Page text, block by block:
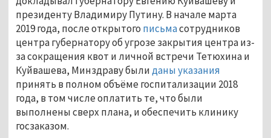
президенту Владимиру Путину. В начале марта
2019 года, после открытого письмасотрудников
центра губернатору об угрозе закрытия центра из-
за сокращения квот и личной встречи Тетюхина и
Куйвашева, Минздраву былиданы указания
принять в полном объёме госпитализации 2018
года, в том числе оплатить те, что были
выполнены сверх плана, и обеспечить клинику
госзаказом.